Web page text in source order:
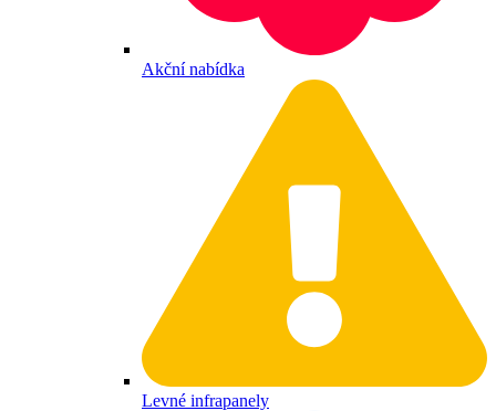
Akční nabídka
Levné infrapanely